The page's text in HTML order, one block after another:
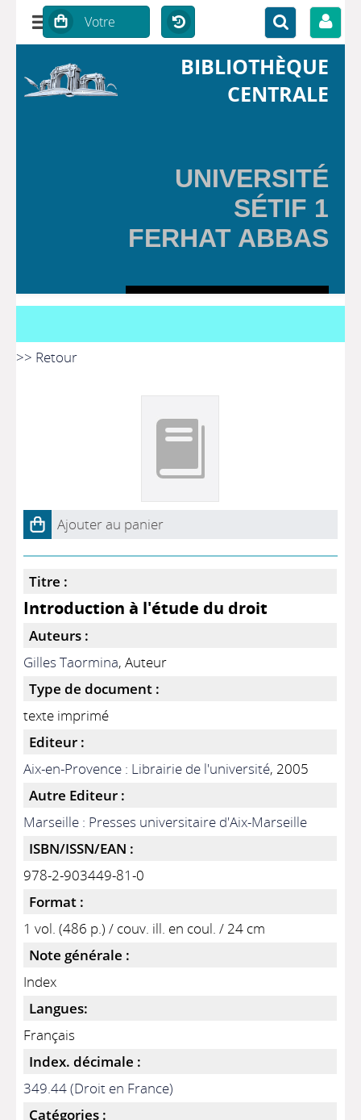
BIBLIOTHÈQUE
CENTRALE
UNIVERSITÉ
SÉTIF 1
FERHAT ABBAS
>> Retour
Ajouter au panier
Titre :
Introduction à l'étude du droit
Auteurs :
Gilles Taormina, Auteur
Type de document :
texte imprimé
Editeur :
Aix-en-Provence : Librairie de l'université, 2005
Autre Editeur :
Marseille : Presses universitaire d'Aix-Marseille
ISBN/ISSN/EAN :
978-2-903449-81-0
Format :
1 vol. (486 p.) / couv. ill. en coul. / 24 cm
Note générale :
Index
Langues:
Français
Index. décimale :
349.44 (Droit en France)
Catégories :